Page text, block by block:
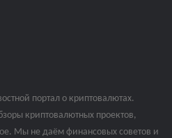
портал о криптовалютах.
криптовалютных проектов,
Мы не даём финансовых советов и